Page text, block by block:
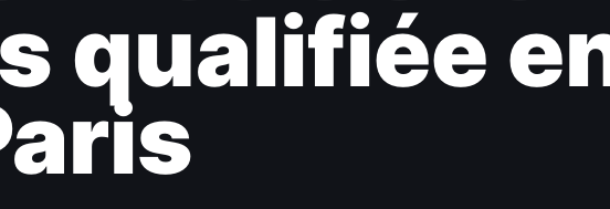
qualifiée